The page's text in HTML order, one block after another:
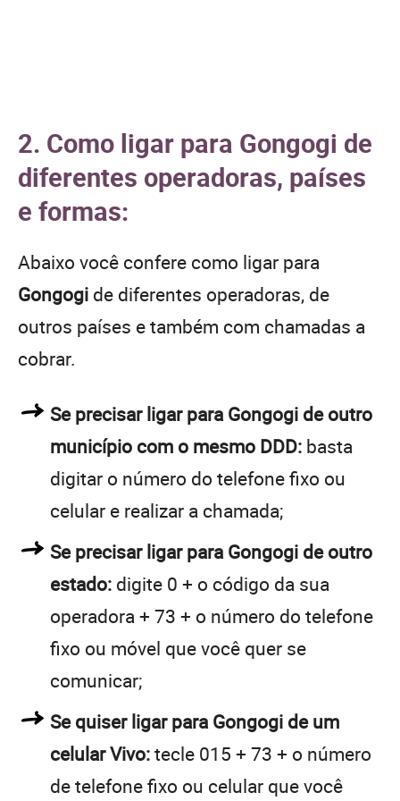
2. Como ligar para Gongogi de
diferentes operadoras, países
e formas:
Abaixo você confere como ligar para
Gongogi de diferentes operadoras, de
outros países e também com chamadas a
cobrar.
Se precisar ligar para Gongogi de outro
município com o mesmo DDD: basta
digitar o número do telefone fixo ou
celular e realizar a chamada;
Se precisar ligar para Gongogi de outro
estado: digite 0 + o código da sua
operadora + 73 + o número do telefone
fixo ou móvel que você quer se
comunicar;
Se quiser ligar para Gongogi de um
celular Vivo:tecle 015 + 73 + o número
de telefone fixo ou celular que você